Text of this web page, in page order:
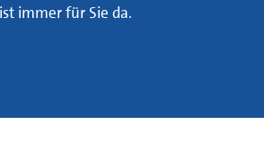
immer für Sie da.